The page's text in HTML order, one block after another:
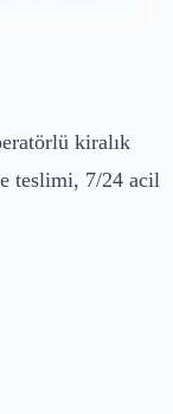
kiralık
teslimi, 7/24 acil